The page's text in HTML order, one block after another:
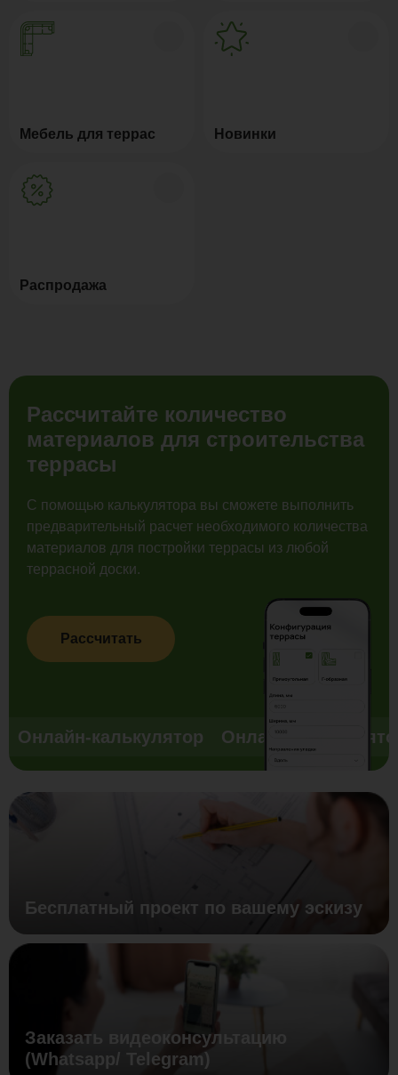
Мебель для террас Новинки
Распродажа
Рассчитайте количество
материалов для строительства
террасы
С помощью калькулятора вы сможете выполнить
предварительный расчет необходимого количества
материалов для постройки террасы из любой
террасной доски.
Рассчитать
Онлайн-калькулятор Онлайн-
Бесплатный проект по вашему эскизу
Заказать видеоконсультацию
(Whatsapp/ Telegram)